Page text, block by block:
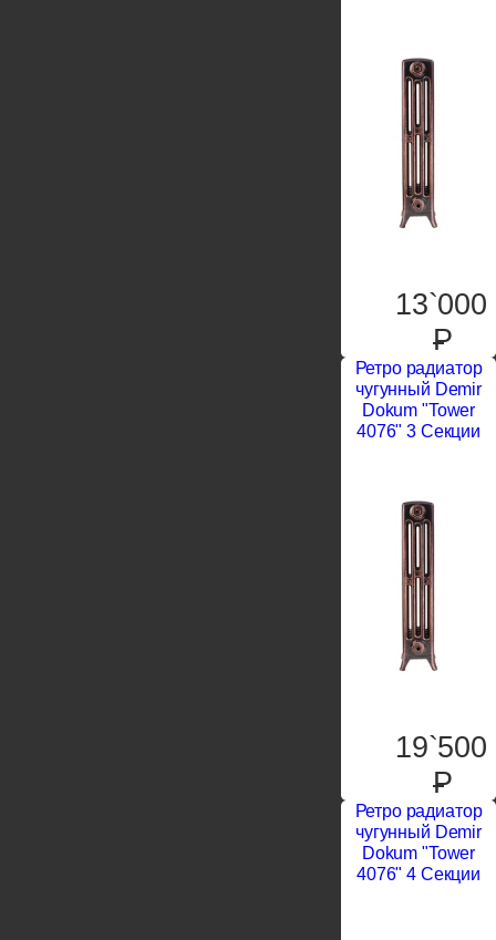
13`000
P
Ретро радиатор
чугунный Demir
Dokum "Tower
4076" 3 Секции
19`500
P
Ретро радиатор
чугунный Demir
Dokum "Tower
4076" 4 Секции